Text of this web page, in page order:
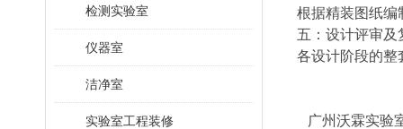
检测实验室
仪器室
洁净室
实验室工程装修
根据精装图纸
五：设计评审及
各设计阶段的整
广州沃霖实验